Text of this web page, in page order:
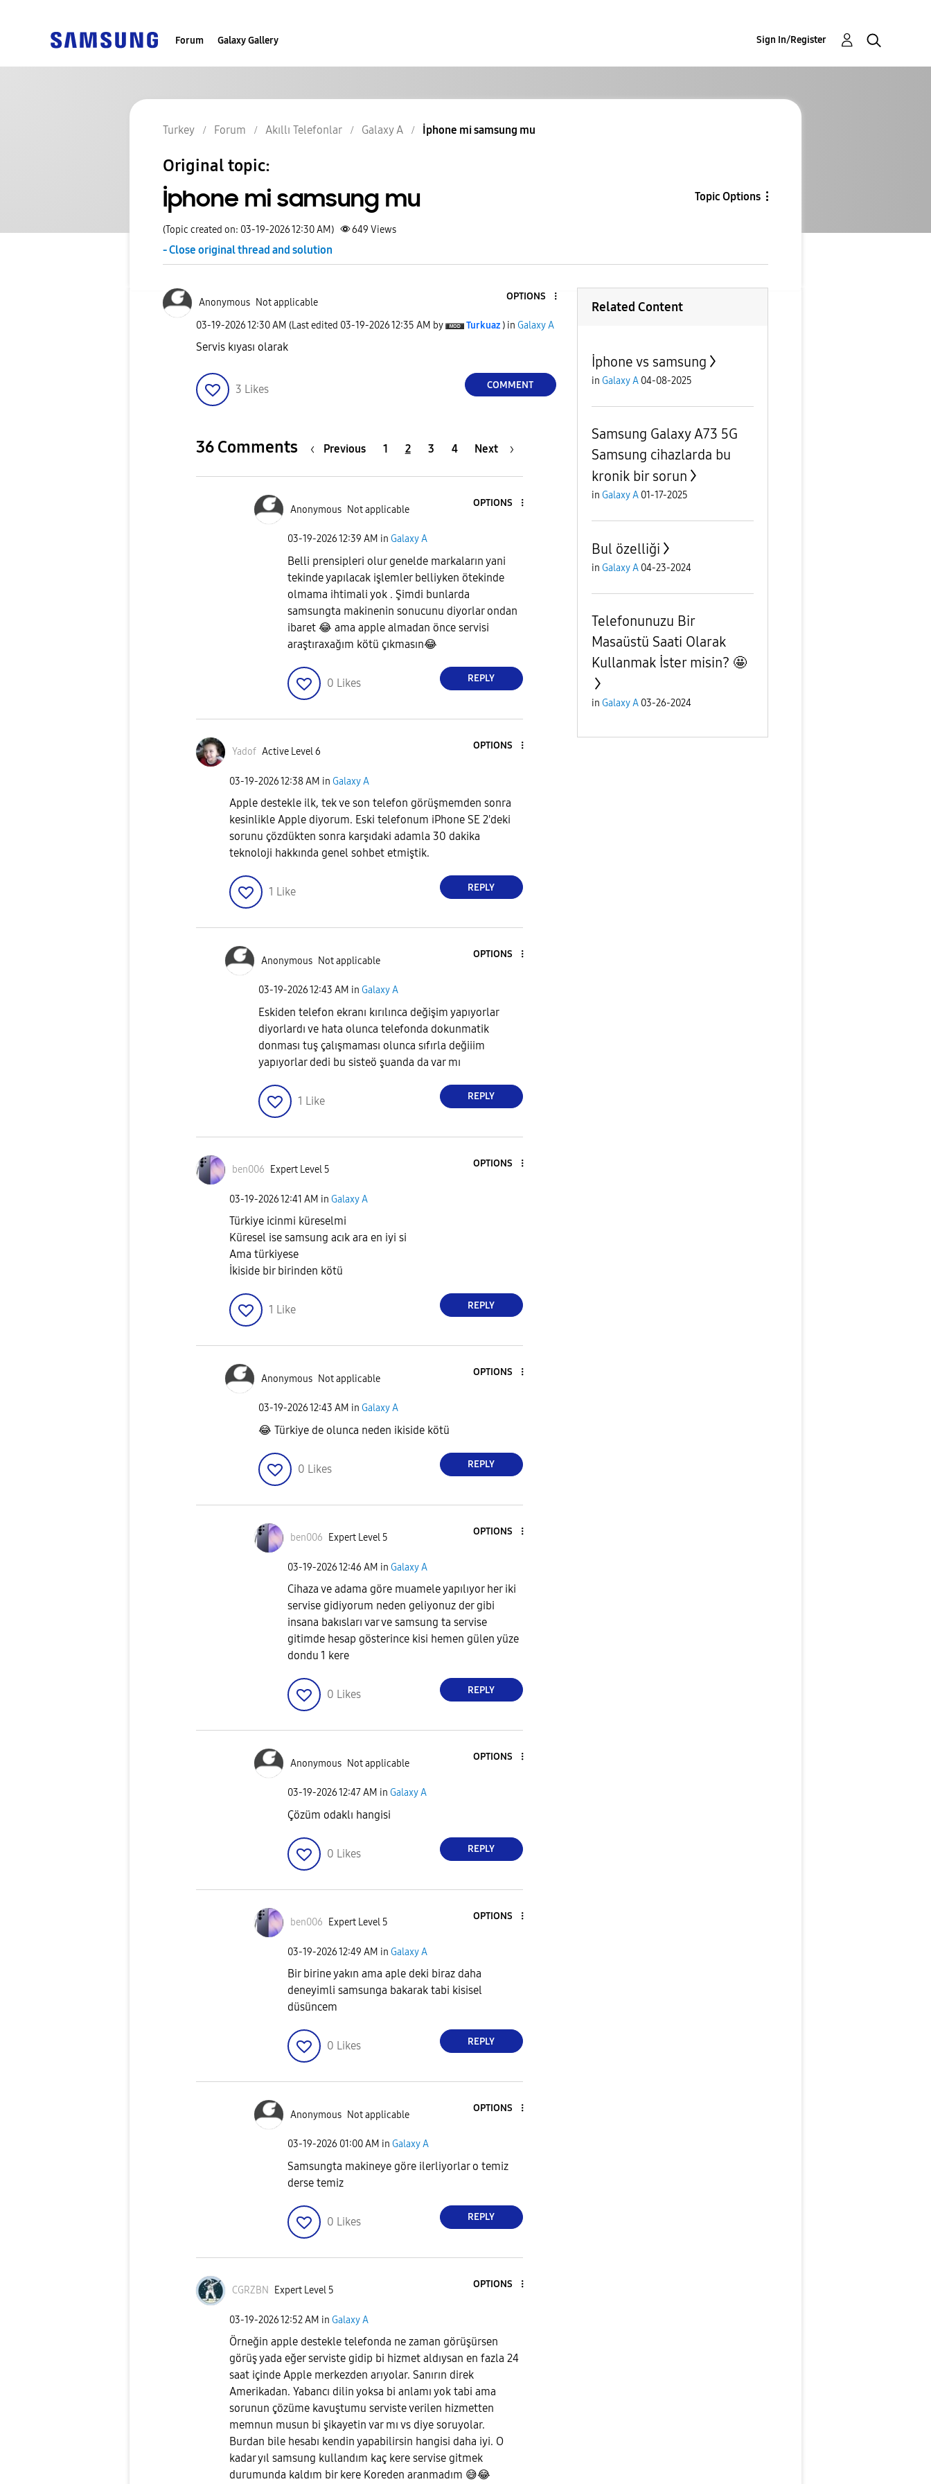
Forum Galaxy Gallery Sign In/Register
Turkey Forum Akıllı Telefonlar Galaxy A İphone mi samsung mu
Original topic:
İphone mi samsung mu Topic Options
(Topic created on: 03-19-2026 12:30 AM) 649 Views
- Close original thread and solution
Anonymous Not applicable
OPTIONS
‎03-19-202612:30 AM (Last edited ‎03-19-202612:35 AM by Turkuaz ) in Galaxy A
Servis kıyası olarak
3 Likes COMMENT
36 Comments Previous 1 2 3 4 Next
Anonymous Not applicable
OPTIONS
‎03-19-202612:39 AM in Galaxy A
Belli prensipleri olur genelde markaların yani
tekinde yapılacak işlemler belliyken ötekinde
olmama ihtimali yok . Şimdi bunlarda
samsungta makinenin sonucunu diyorlar ondan
ibaret 😂 ama apple almadan önce servisi
araştıraxağım kötü çıkmasın😂
0 Likes REPLY
Yadof Active Level 6
OPTIONS
‎03-19-202612:38 AM in Galaxy A
Apple destekle ilk, tek ve son telefon görüşmemden sonra
kesinlikle Apple diyorum. Eski telefonum iPhone SE 2'deki
sorunu çözdükten sonra karşıdaki adamla 30 dakika
teknoloji hakkında genel sohbet etmiştik.
1 Like REPLY
Anonymous Not applicable
OPTIONS
‎03-19-202612:43 AM in Galaxy A
Eskiden telefon ekranı kırılınca değişim yapıyorlar
diyorlardı ve hata olunca telefonda dokunmatik
donması tuş çalışmaması olunca sıfırla değiiim
yapıyorlar dedi bu sisteö şuanda da var mı
1 Like REPLY
ben006 Expert Level 5
OPTIONS
‎03-19-202612:41 AM in Galaxy A
Türkiye icinmi küreselmi
Küresel ise samsung acık ara en iyi si
Ama türkiyese
İkiside bir birinden kötü
1 Like REPLY
Anonymous Not applicable
OPTIONS
‎03-19-202612:43 AM in Galaxy A
😂 Türkiye de olunca neden ikiside kötü
0 Likes REPLY
ben006 Expert Level 5
OPTIONS
‎03-19-202612:46 AM in Galaxy A
Cihaza ve adama göre muamele yapılıyor her iki
servise gidiyorum neden geliyonuz der gibi
insana bakısları var ve samsung ta servise
gitimde hesap gösterince kisi hemen gülen yüze
dondu 1 kere
0 Likes REPLY
Anonymous Not applicable
OPTIONS
‎03-19-202612:47 AM in Galaxy A
Çözüm odaklı hangisi
0 Likes REPLY
ben006 Expert Level 5
OPTIONS
‎03-19-202612:49 AM in Galaxy A
Bir birine yakın ama aple deki biraz daha
deneyimli samsunga bakarak tabi kisisel
düsüncem
0 Likes REPLY
Anonymous Not applicable
OPTIONS
‎03-19-2026 01:00 AM in Galaxy A
Samsungta makineye göre ilerliyorlar o temiz
derse temiz
0 Likes REPLY
CGRZBN Expert Level 5
OPTIONS
‎03-19-202612:52 AM in Galaxy A
Örneğin apple destekle telefonda ne zaman görüşürsen
görüş yada eğer serviste gidip bi hizmet aldıysan en fazla 24
saat içinde Apple merkezden arıyolar. Sanırın direk
Amerikadan. Yabancı dilin yoksa bi anlamı yok tabi ama
sorunun çözüme kavuştumu serviste verilen hizmetten
memnun musun bi şikayetin var mı vs diye soruyolar.
Burdan bile hesabı kendin yapabilirsin hangisi daha iyi. O
kadar yıl samsung kullandım kaç kere servise gitmek
durumunda kaldım bir kere Koreden aranmadım 😅😂
Related Content
İphone vs samsung
in Galaxy A 04-08-2025
Samsung Galaxy A73 5G
Samsung cihazlarda bu
kronik bir sorun
in Galaxy A 01-17-2025
Bul özelliği
in Galaxy A 04-23-2024
Telefonunuzu Bir
Masaüstü Saati Olarak
Kullanmak İster misin? 🤩
in Galaxy A 03-26-2024